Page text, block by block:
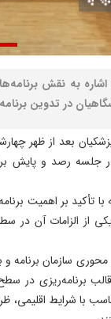
به نقش
در تدوین
جلسه رصد و پایش
تأکید بر اهمیت
از الزامات آن در
سازمان برنامه و
برنامه‌ریزی در
با شرایط اقلیمی،